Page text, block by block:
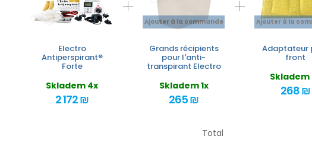
Electro
Antiperspirant®
Forte
Skladem 4x
2 172 ₪
Ajouter à la commande
Grands récipients
pour l'anti-
transpirant Electro
Skladem 1x
265 ₪
Ajouter à la
Adaptateur
front
Skladem
268 ₪
Total